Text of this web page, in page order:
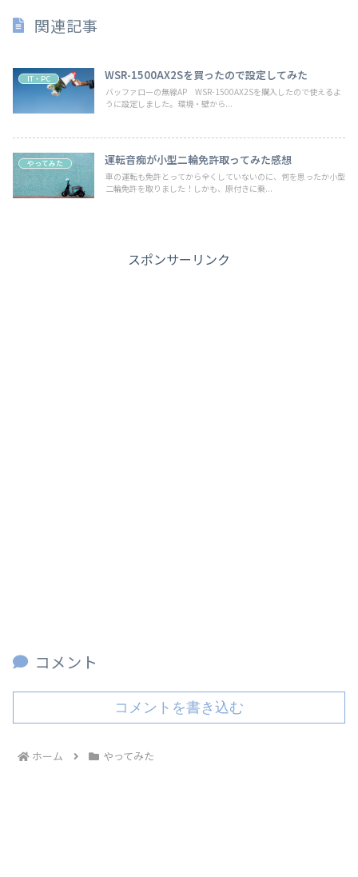
関連記事
IT・PC WSR-1500AX2Sを買ったので設定してみた
バッファローの無線AP WSR-1500AX2Sを購入したので使えるよ
うに設定しました。環境・壁から...
やってみた 運転音痴が小型二輪免許取ってみた感想
車の運転も免許とってから全くしていないのに、何を思ったか小型
二輪免許を取りました！しかも、原付きに乗...
スポンサーリンク
コメント
コメントを書き込む
ホーム やってみた